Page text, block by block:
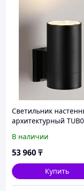
Светильник
архитектурный
В наличии
53 960₸
Купить